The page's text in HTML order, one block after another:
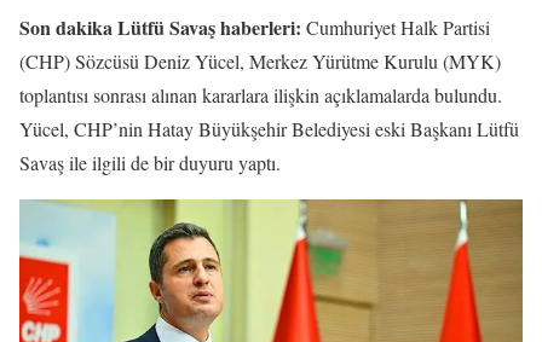
Son dakika Lütfü Savaş haberleri: Cumhuriyet Halk Partisi
(CHP) Sözcüsü Deniz Yücel, Merkez Yürütme Kurulu (MYK)
toplantısı sonrası alınan kararlara ilişkin açıklamalarda bulundu.
Yücel, CHP’nin Hatay Büyükşehir Belediyesi eski Başkanı Lütfü
Savaş ile ilgili de bir duyuru yaptı.